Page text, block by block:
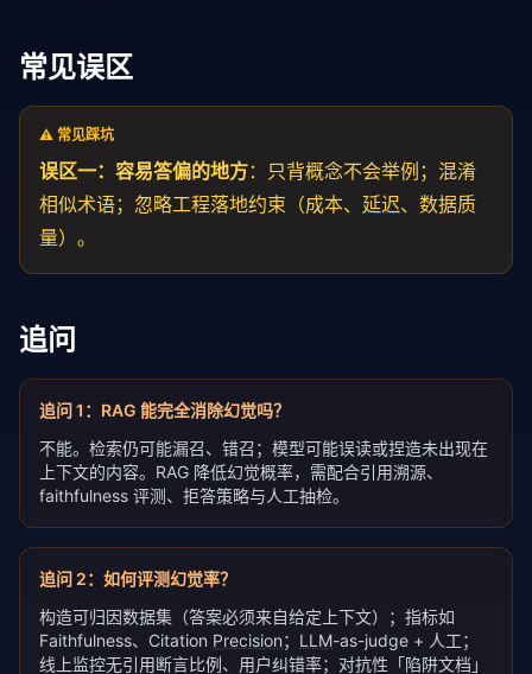
常见误区
⚠️ 常见踩坑
误区一：容易答偏的地方：只背概念不会举例；混淆
相似术语；忽略工程落地约束（成本、 延迟、数据质
量）。
追问
追问1 ： RAG 能完全消除幻觉吗？
不能。检索仍可能漏召、错召；模型可能误读或捏造未出现在
上下文的内容。RAG 降低幻觉概率，需配合引用溯源、
faithfulness 评测、拒答策略与人工抽检。
追问 2： 如何评测幻觉率？
构造可归因数据集（答案必须来自给定上下文）；指标如
Faithfulness、Citation Precision； LLM-as-judge + 人工；
线上监控无引用断言比例、用户纠错率；对抗性「陷阱文档」